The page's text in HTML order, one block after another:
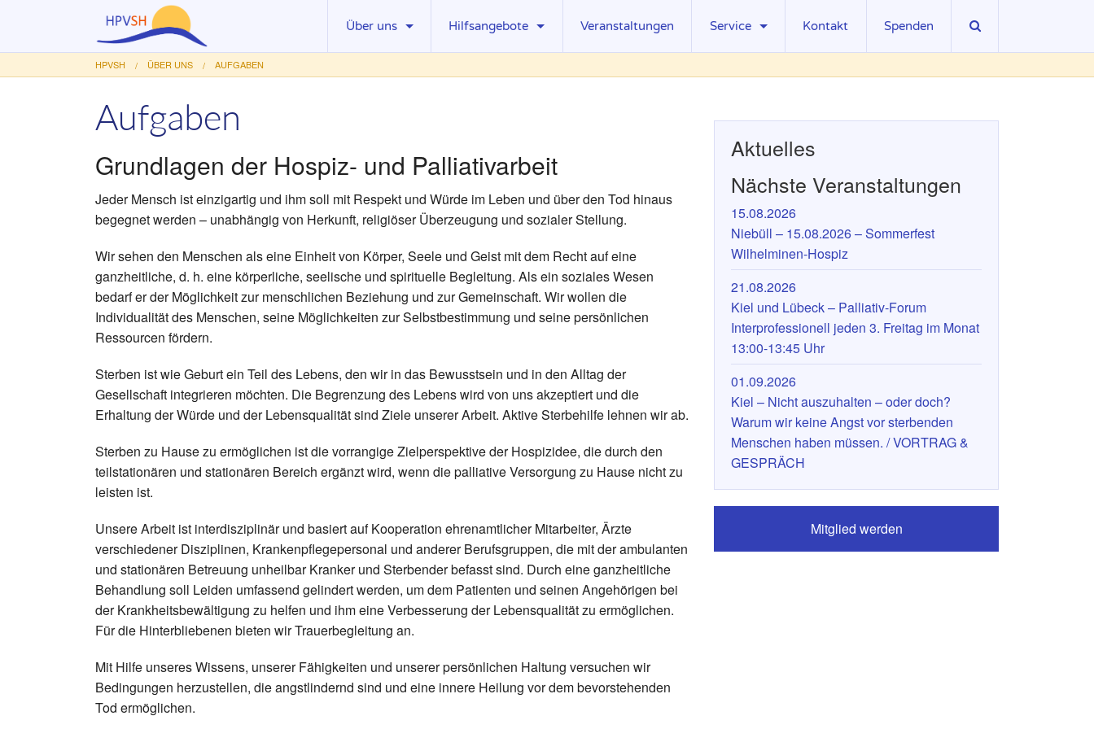
Über uns
Leistungen
Mitglieder
Fördervereine
Hilfsangebote
Palliativstationen
Kinder erkrankter Eltern
Trauerbegleitung
Veranstaltungen Service
Mitgliedschaft
Stellenangebote
Kontakt Spenden
HPVSH ÜBER UNS AUFGABEN
Aufgaben
Grundlagen der Hospiz- und Palliativarbeit
Jeder Mensch ist einzigartig und ihm soll mit Respekt und Würde im Leben und über den Tod hinaus
begegnet werden – unabhängig von Herkunft, religiöser Überzeugung und sozialer Stellung.
Wir sehen den Menschen als eine Einheit von Körper, Seele und Geist mit dem Recht auf eine
ganzheitliche, d. h. eine körperliche, seelische und spirituelle Begleitung. Als ein soziales Wesen
bedarf er der Möglichkeit zur menschlichen Beziehung und zur Gemeinschaft. Wir wollen die
Individualität des Menschen, seine Möglichkeiten zur Selbstbestimmung und seine persönlichen
Ressourcen fördern.
Sterben ist wie Geburt ein Teil des Lebens, den wir in das Bewusstsein und in den Alltag der
Gesellschaft integrieren möchten. Die Begrenzung des Lebens wird von uns akzeptiert und die
Erhaltung der Würde und der Lebensqualität sind Ziele unserer Arbeit. Aktive Sterbehilfe lehnen wir ab.
Sterben zu Hause zu ermöglichen ist die vorrangige Zielperspektive der Hospizidee, die durch den
teilstationären und stationären Bereich ergänzt wird, wenn die palliative Versorgung zu Hause nicht zu
leisten ist.
Unsere Arbeit ist interdisziplinär und basiert auf Kooperation ehrenamtlicher Mitarbeiter, Ärzte
verschiedener Disziplinen, Krankenpflegepersonal und anderer Berufsgruppen, die mit der ambulanten
und stationären Betreuung unheilbar Kranker und Sterbender befasst sind. Durch eine ganzheitliche
Behandlung soll Leiden umfassend gelindert werden, um dem Patienten und seinen Angehörigen bei
der Krankheitsbewältigung zu helfen und ihm eine Verbesserung der Lebensqualität zu ermöglichen.
Für die Hinterbliebenen bieten wir Trauerbegleitung an.
Mit Hilfe unseres Wissens, unserer Fähigkeiten und unserer persönlichen Haltung versuchen wir
Bedingungen herzustellen, die angstlindernd sind und eine innere Heilung vor dem bevorstehenden
Tod ermöglichen.
Aktuelles
Nächste Veranstaltungen
15.08.2026
Niebüll – 15.08.2026 – Sommerfest
Wilhelminen-Hospiz
21.08.2026
Kiel und Lübeck – Palliativ-Forum
Interprofessionell jeden 3. Freitag im Monat
13:00-13:45 Uhr
01.09.2026
Kiel – Nicht auszuhalten – oder doch?
Warum wir keine Angst vor sterbenden
Menschen haben müssen. / VORTRAG &
GESPRÄCH
Mitglied werden